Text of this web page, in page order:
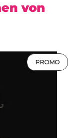
von
PROMO